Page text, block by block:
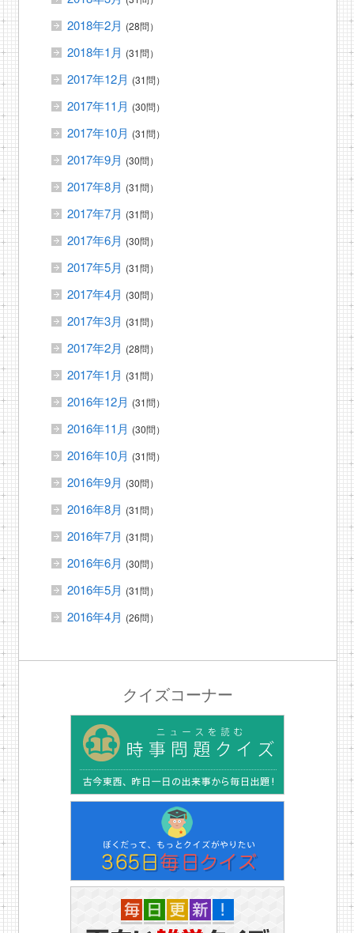
2018年2月 (28問）
2018年1月 (31問）
2017年12月 (31問）
2017年11月 (30問）
2017年10月 (31問）
2017年9月 (30問）
2017年8月 (31問）
2017年7月 (31問）
2017年6月 (30問）
2017年5月 (31問）
2017年4月 (30問）
2017年3月 (31問）
2017年2月 (28問）
2017年1月 (31問）
2016年12月 (31問）
2016年11月 (30問）
2016年10月 (31問）
2016年9月 (30問）
2016年8月 (31問）
2016年7月 (31問）
2016年6月 (30問）
2016年5月 (31問）
2016年4月 (26問）
クイズコーナー